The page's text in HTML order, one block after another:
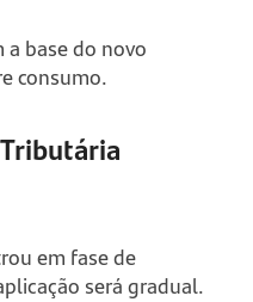
base do novo
consumo.
em fase de
será gradual.